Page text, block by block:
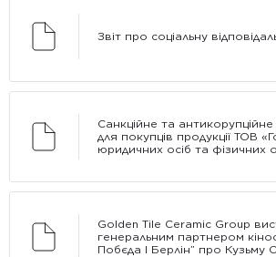
Звіт про соціальну
Санкційне та
для покупців продукції ТОВ
юридичних осіб та фізичних
Golden Tile Ceramic Group
генеральним партнером
Побєда І Берлін” про Кузьму